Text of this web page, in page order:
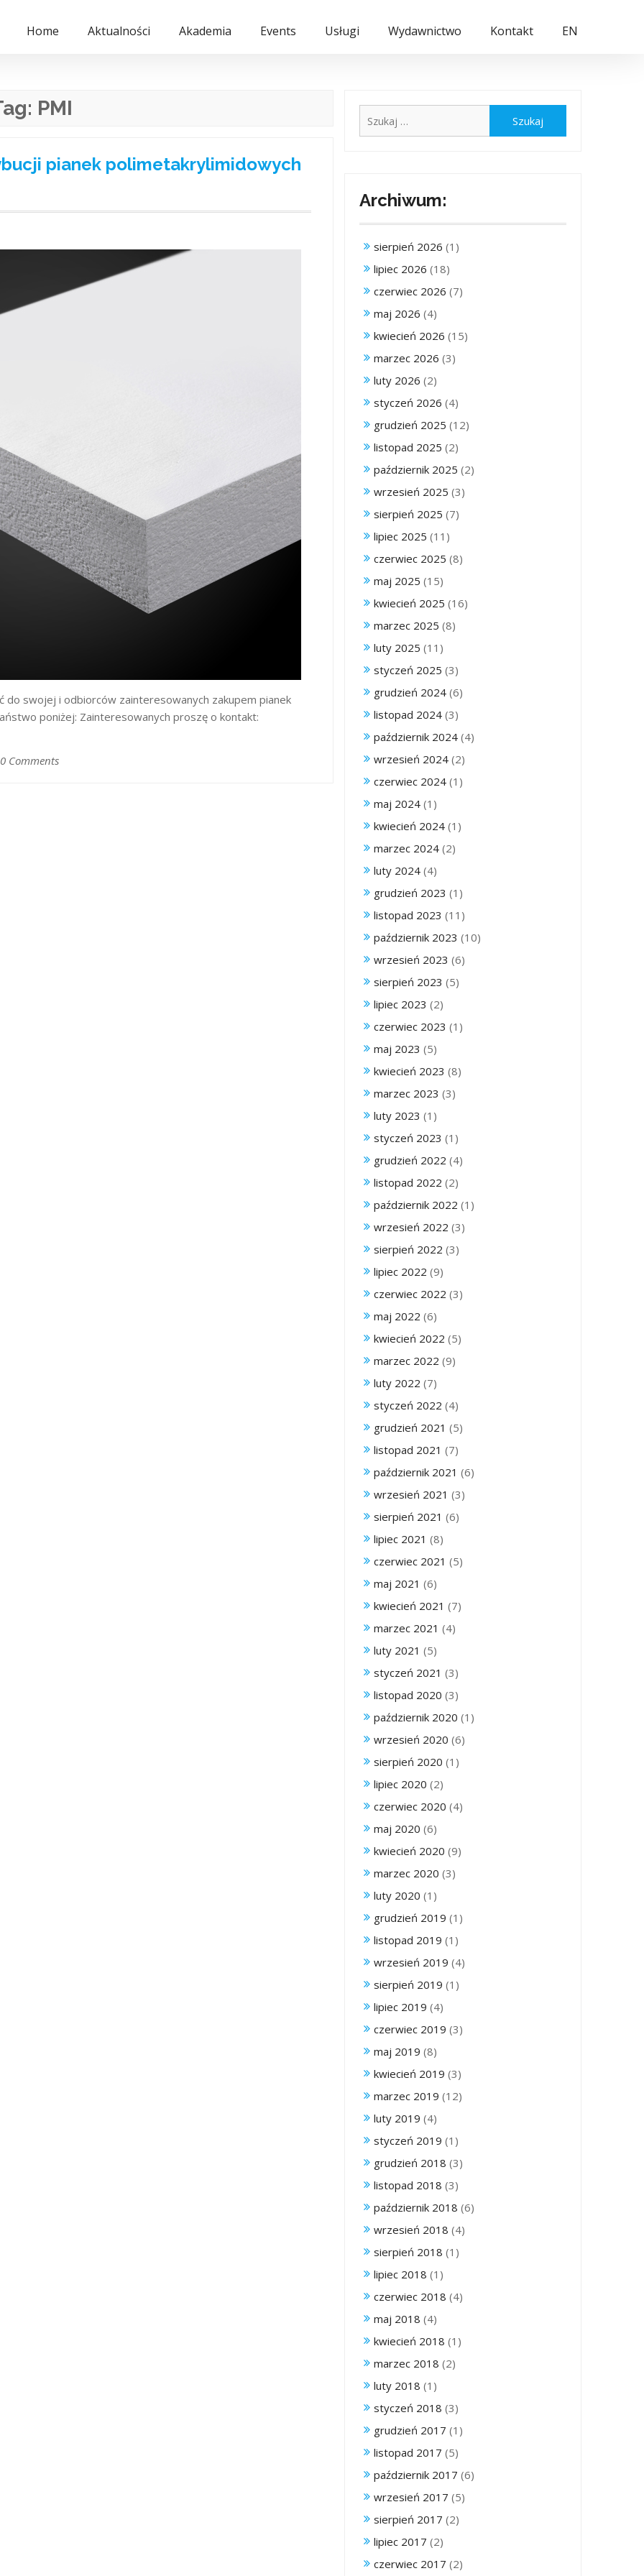
Home Aktualności Akademia Events Usługi Wydawnictwo Kontakt EN
PMI
pianek polimetakrylimidowych
swojej i odbiorców zainteresowanych zakupem pianek
poniżej: Zainteresowanych proszę o kontakt:
0 Comments
Archiwum:
sierpień 2026 (1)
lipiec 2026 (18)
czerwiec 2026 (7)
maj 2026 (4)
kwiecień 2026 (15)
marzec 2026 (3)
luty 2026 (2)
styczeń 2026 (4)
grudzień 2025 (12)
listopad 2025 (2)
październik 2025 (2)
wrzesień 2025 (3)
sierpień 2025 (7)
lipiec 2025 (11)
czerwiec 2025 (8)
maj 2025 (15)
kwiecień 2025 (16)
marzec 2025 (8)
luty 2025 (11)
styczeń 2025 (3)
grudzień 2024 (6)
listopad 2024 (3)
październik 2024 (4)
wrzesień 2024 (2)
czerwiec 2024 (1)
maj 2024 (1)
kwiecień 2024 (1)
marzec 2024 (2)
luty 2024 (4)
grudzień 2023 (1)
listopad 2023 (11)
październik 2023 (10)
wrzesień 2023 (6)
sierpień 2023 (5)
lipiec 2023 (2)
czerwiec 2023 (1)
maj 2023 (5)
kwiecień 2023 (8)
marzec 2023 (3)
luty 2023 (1)
styczeń 2023 (1)
grudzień 2022 (4)
listopad 2022 (2)
październik 2022 (1)
wrzesień 2022 (3)
sierpień 2022 (3)
lipiec 2022 (9)
czerwiec 2022 (3)
maj 2022 (6)
kwiecień 2022 (5)
marzec 2022 (9)
luty 2022 (7)
styczeń 2022 (4)
grudzień 2021 (5)
listopad 2021 (7)
październik 2021 (6)
wrzesień 2021 (3)
sierpień 2021 (6)
lipiec 2021 (8)
czerwiec 2021 (5)
maj 2021 (6)
kwiecień 2021 (7)
marzec 2021 (4)
luty 2021 (5)
styczeń 2021 (3)
listopad 2020 (3)
październik 2020 (1)
wrzesień 2020 (6)
sierpień 2020 (1)
lipiec 2020 (2)
czerwiec 2020 (4)
maj 2020 (6)
kwiecień 2020 (9)
marzec 2020 (3)
luty 2020 (1)
grudzień 2019 (1)
listopad 2019 (1)
wrzesień 2019 (4)
sierpień 2019 (1)
lipiec 2019 (4)
czerwiec 2019 (3)
maj 2019 (8)
kwiecień 2019 (3)
marzec 2019 (12)
luty 2019 (4)
styczeń 2019 (1)
grudzień 2018 (3)
listopad 2018 (3)
październik 2018 (6)
wrzesień 2018 (4)
sierpień 2018 (1)
lipiec 2018 (1)
czerwiec 2018 (4)
maj 2018 (4)
kwiecień 2018 (1)
marzec 2018 (2)
luty 2018 (1)
styczeń 2018 (3)
grudzień 2017 (1)
listopad 2017 (5)
październik 2017 (6)
wrzesień 2017 (5)
sierpień 2017 (2)
lipiec 2017 (2)
czerwiec 2017 (2)